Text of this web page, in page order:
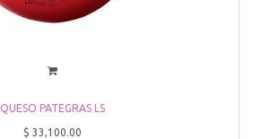
QUESO PATEGRAS LS
$ 33,100.00